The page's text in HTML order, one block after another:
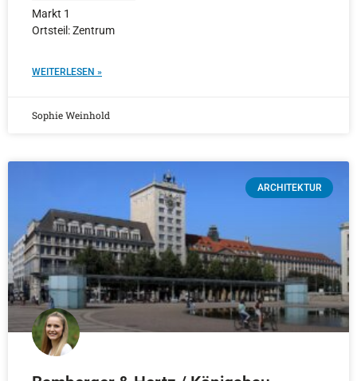
Markt 1
Ortsteil: Zentrum
WEITERLESEN »
Sophie Weinhold
ARCHITEKTUR